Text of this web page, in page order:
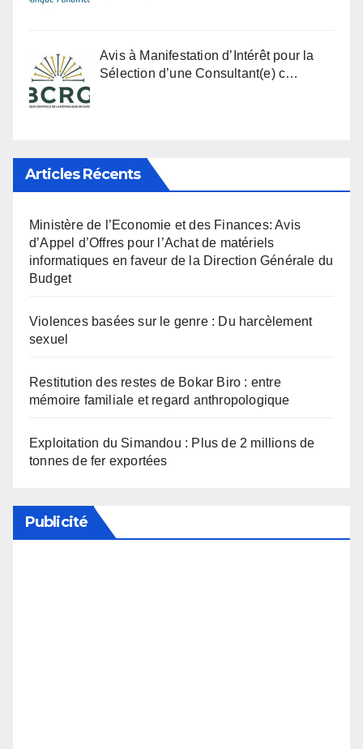
Avis à Manifestation d’Intérêt pour la
Sélection d’une Consultant(e) c…
Articles Récents
Ministère de l’Economie et des Finances: Avis
d’Appel d’Offres pour l’Achat de matériels
informatiques en faveur de la Direction Générale du
Budget
Violences basées sur le genre : Du harcèlement
sexuel
Restitution des restes de Bokar Biro : entre
mémoire familiale et regard anthropologique
Exploitation du Simandou : Plus de 2 millions de
tonnes de fer exportées
Publicité